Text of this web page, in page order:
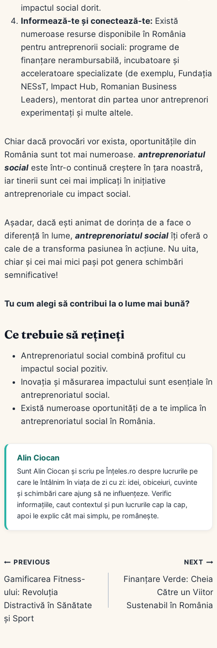
impactul social dorit.
Informează-te și conectează-te: Există
numeroase resurse disponibile în România
pentru antreprenorii sociali: programe de
finanțare nerambursabilă, incubatoare și
acceleratoare specializate (de exemplu, Fundația
NESsT, Impact Hub, Romanian Business
Leaders), mentorat din partea unor antreprenori
experimentați și multe altele.
Chiar dacă provocări vor exista, oportunitățile din
România sunt tot mai numeroase. antreprenoriatul
social este într-o continuă creștere în țara noastră,
iar tinerii sunt cei mai implicați în inițiative
antreprenoriale cu impact social.
Așadar, dacă ești animat de dorința de a face o
diferență în lume, antreprenoriatul social îți oferă o
cale de a transforma pasiunea în acțiune. Nu uita,
chiar și cei mai mici pași pot genera schimbări
semnificative!
Tu cum alegi să contribui la o lume mai bună?
Ce trebuie să rețineți
Antreprenoriatul social combină profitul cu
impactul social pozitiv.
Inovația și măsurarea impactului sunt esențiale în
antreprenoriatul social.
Există numeroase oportunități de a te implica în
antreprenoriatul social în România.
Alin Ciocan
Sunt Alin Ciocan și scriu pe Înțeles.ro despre lucrurile pe
care le întâlnim în viața de zi cu zi: idei, obiceiuri, cuvinte
și schimbări care ajung să ne influențeze. Verific
informațiile, caut contextul și pun lucrurile cap la cap,
apoi le explic cât mai simplu, pe românește.
Navigare
în
articole
PREVIOUS
Gamificarea Fitness-
ului: Revoluția
Distractivă în Sănătate
și Sport
NEXT
Finanțare Verde: Cheia
Către un Viitor
Sustenabil în România